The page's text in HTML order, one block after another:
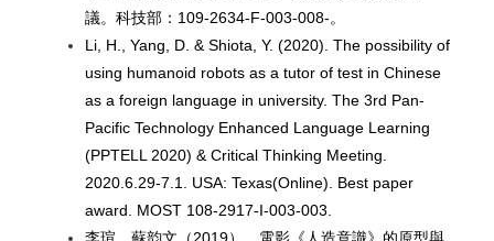
議。科技部：109-2634-F-003-008-。
Li, H., Yang, D. & Shiota, Y. (2020). The possibility of
using humanoid robots as a tutor of test in Chinese
as a foreign language in university. The 3rd Pan-
Pacific Technology Enhanced Language Learning
(PPTELL 2020) & Critical Thinking Meeting.
2020.6.29-7.1. USA: Texas(Online). Best paper
award. MOST 108-2917-I-003-003.
李瑄、蘇韵文（2019）。電影《人造意識》的原型與